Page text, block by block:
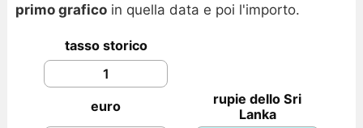
primo graficoin quella data e poi l'importo.
tasso storico
euro
rupie dello Sri
Lanka